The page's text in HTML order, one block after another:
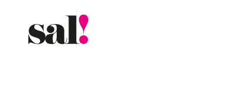
contenido